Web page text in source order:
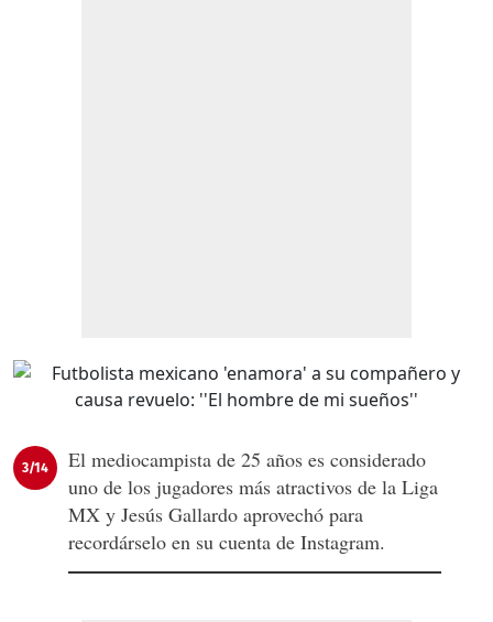
3/14
El mediocampista de 25 años es considerado
uno de los jugadores más atractivos de la Liga
MX y Jesús Gallardo aprovechó para
recordárselo en su cuenta de Instagram.